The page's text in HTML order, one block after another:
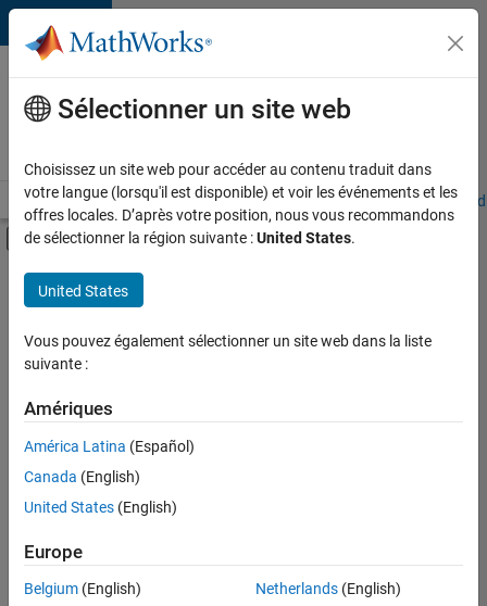
Passer au contenu
Votre
carrière
chez
Accueil Explorer nos opportunités Adresses de nos bureaux
Activer/désactiver l'affichage du menu
Contenu principal
FILTRER PAR
Globalisation
Rédaction technique
Actuellement,
aucune
offre
d'emploi
correspondant
à vos
Sélectionner un site web
Choisissez un site web pour accéder au contenu traduit dans
votre langue (lorsqu'il est disponible) et voir les événements et les
offres locales. D’après votre position, nous vous recommandons
de sélectionner la région suivante :United States.
United States
Vous pouvez également sélectionner un site web dans la liste
suivante :
Amériques
América Latina (Español)
Canada (English)
United States (English)
Europe
Belgium (English)
Netherlands(English)